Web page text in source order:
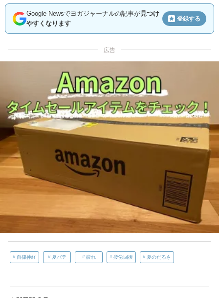
Google Newsでヨガジャーナルの記事が見つけ
やすくなります
登録する
広告
自律神経 夏バテ 疲れ 疲労回復 夏のだるさ